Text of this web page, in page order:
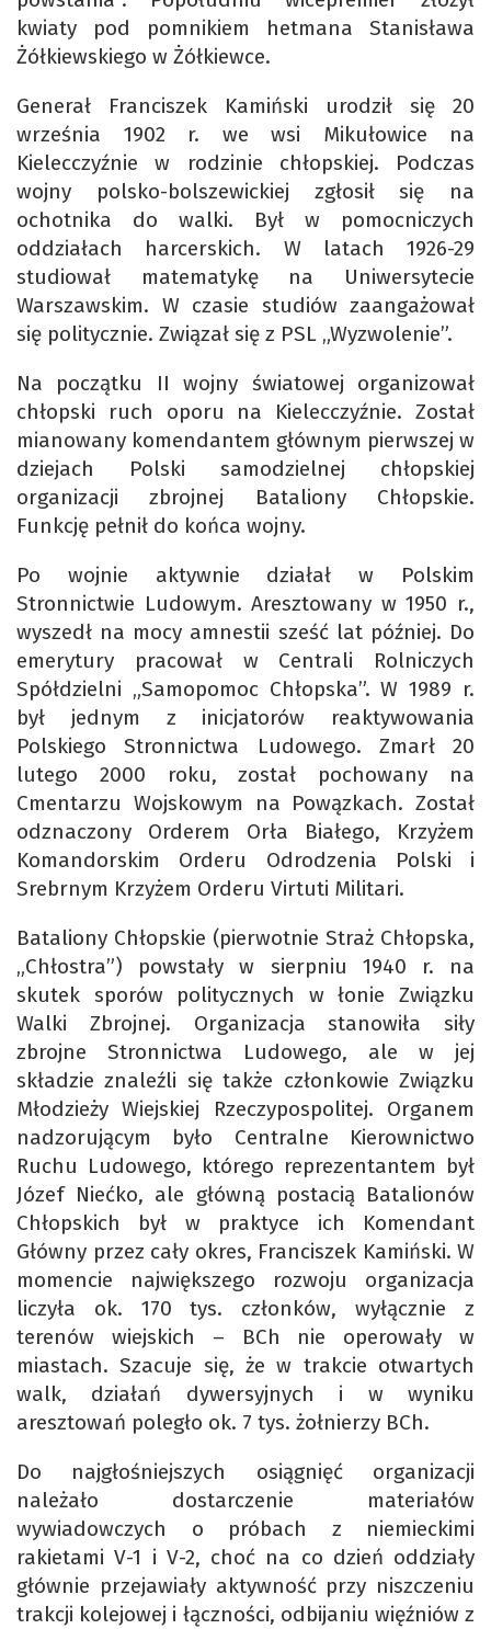
kwiaty pod pomnikiem hetmana Stanisława
Żółkiewskiego w Żółkiewce.
Generał Franciszek Kamiński urodził się 20
września 1902 r. we wsi Mikułowice na
Kielecczyźnie w rodzinie chłopskiej. Podczas
wojny polsko-bolszewickiej zgłosił się na
ochotnika do walki. Był w pomocniczych
oddziałach harcerskich. W latach 1926-29
studiował matematykę na Uniwersytecie
Warszawskim. W czasie studiów zaangażował
się politycznie. Związał się z PSL „Wyzwolenie”.
Na początku II wojny światowej organizował
chłopski ruch oporu na Kielecczyźnie. Został
mianowany komendantem głównym pierwszej w
dziejach Polski samodzielnej chłopskiej
organizacji zbrojnej Bataliony Chłopskie.
Funkcję pełnił do końca wojny.
Po wojnie aktywnie działał w Polskim
Stronnictwie Ludowym. Aresztowany w 1950 r.,
wyszedł na mocy amnestii sześć lat później. Do
emerytury pracował w Centrali Rolniczych
Spółdzielni „Samopomoc Chłopska”. W 1989 r.
był jednym z inicjatorów reaktywowania
Polskiego Stronnictwa Ludowego. Zmarł 20
lutego 2000 roku, został pochowany na
Cmentarzu Wojskowym na Powązkach. Został
odznaczony Orderem Orła Białego, Krzyżem
Komandorskim Orderu Odrodzenia Polski i
Srebrnym Krzyżem Orderu Virtuti Militari.
Bataliony Chłopskie (pierwotnie Straż Chłopska,
„Chłostra”) powstały w sierpniu 1940 r. na
skutek sporów politycznych w łonie Związku
Walki Zbrojnej. Organizacja stanowiła siły
zbrojne Stronnictwa Ludowego, ale w jej
składzie znaleźli się także członkowie Związku
Młodzieży Wiejskiej Rzeczypospolitej. Organem
nadzorującym było Centralne Kierownictwo
Ruchu Ludowego, którego reprezentantem był
Józef Niećko, ale główną postacią Batalionów
Chłopskich był w praktyce ich Komendant
Główny przez cały okres, Franciszek Kamiński. W
momencie największego rozwoju organizacja
liczyła ok. 170 tys. członków, wyłącznie z
terenów wiejskich – BCh nie operowały w
miastach. Szacuje się, że w trakcie otwartych
walk, działań dywersyjnych i w wyniku
aresztowań poległo ok. 7 tys. żołnierzy BCh.
Do najgłośniejszych osiągnięć organizacji
należało dostarczenie materiałów
wywiadowczych o próbach z niemieckimi
rakietami V-1 i V-2, choć na co dzień oddziały
głównie przejawiały aktywność przy niszczeniu
trakcji kolejowej i łączności, odbijaniu więźniów z